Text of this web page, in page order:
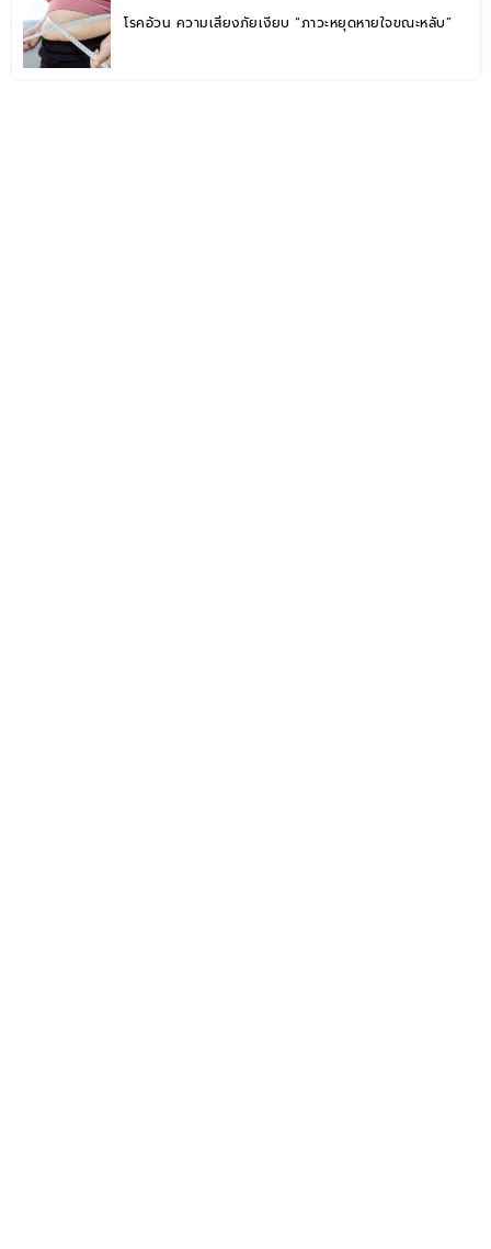
โรคอ้วน ความเสี่ยงภัยเงียบ “ภาวะหยุดหายใจขณะหลับ”